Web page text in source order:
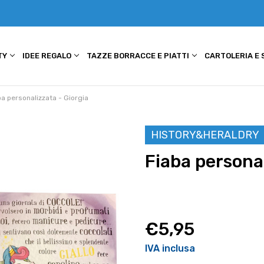
IDEE REGALO TAZZE BORRACCE E PIATTI CARTOLERIA E
personalizzata - Giorgia
HISTORY&HERALDRY
Fiaba
€5,95
IVA inclusa